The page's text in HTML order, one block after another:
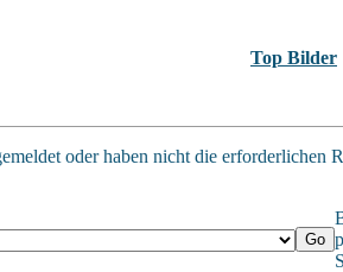
Top Bilder
oder haben nicht die erforderlichen